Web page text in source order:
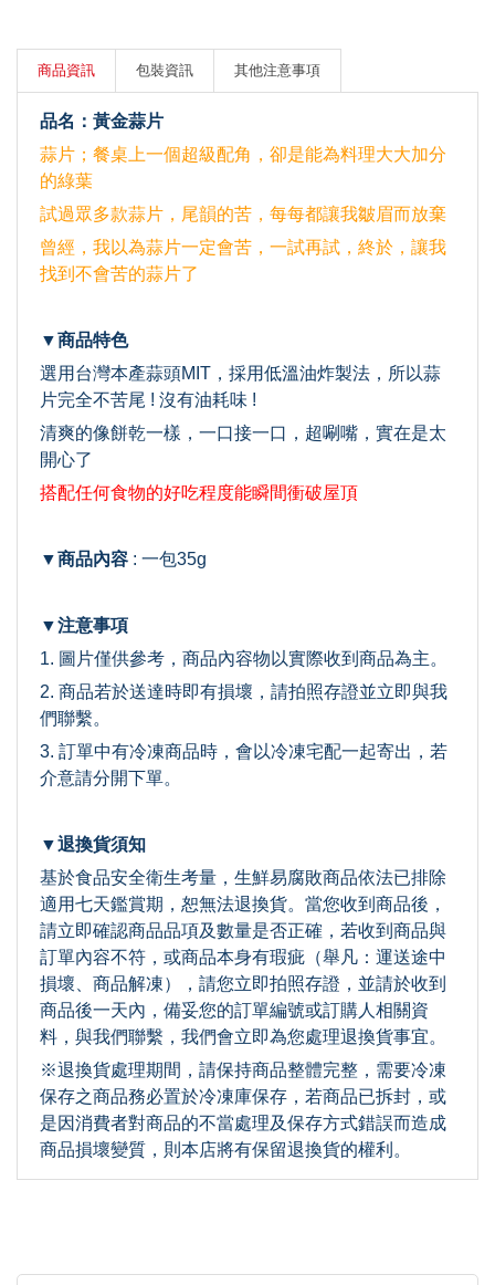
商品資訊 包裝資訊 其他注意事項
品名：黃金蒜片
蒜片；餐桌上一個超級配角，卻是能為料理大大加分
的綠葉
試過眾多款蒜片，尾韻的苦，每每都讓我皺眉而放棄
曾經，我以為蒜片一定會苦，一試再試，終於，讓我
找到不會苦的蒜片了
▼商品特色
選用台灣本產蒜頭MIT，採用低溫油炸製法，所以蒜
片完全不苦尾 ! 沒有油耗味 !
清爽的像餅乾一樣，一口接一口，超唰嘴，實在是太
開心了
搭配任何食物的好吃程度能瞬間衝破屋頂
▼商品內容 : 一包35g
▼注意事項
1. 圖片僅供參考，商品內容物以實際收到商品為主。
2. 商品若於送達時即有損壞，請拍照存證並立即與我
們聯繫。
3. 訂單中有冷凍商品時，會以冷凍宅配一起寄出，若
介意請分開下單。
▼退換貨須知
基於食品安全衛生考量，生鮮易腐敗商品依法已排除
適用七天鑑賞期，恕無法退換貨。當您收到商品後，
請立即確認商品品項及數量是否正確，若收到商品與
訂單內容不符，或商品本身有瑕疵（舉凡：運送途中
損壞、商品解凍），請您立即拍照存證，並請於收到
商品後一天內，備妥您的訂單編號或訂購人相關資
料，與我們聯繫，我們會立即為您處理退換貨事宜。
※退換貨處理期間，請保持商品整體完整，需要冷凍
保存之商品務必置於冷凍庫保存，若商品已拆封，或
是因消費者對商品的不當處理及保存方式錯誤而造成
商品損壞變質，則本店將有保留退換貨的權利。